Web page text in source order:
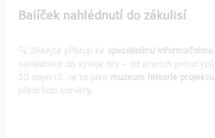
Balíček nahlédnutí do zákulisí
🔍 Získejte přístup ke speciálnímu
nahlédnete do vývoje hry – od prvních
3D objektů. Je to jako muzeum historie projektu
předchozí odměny.